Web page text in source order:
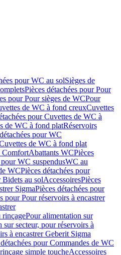
pour WC au solSièges de
Pièces détachées pour Pour
pour Pour sièges de WCPour
de WC à fond creuxCuvettes
pour Cuvettes de WC à
de WC à fond platRéservoirs
pour WC
de WC à fond plat
ComfortAbattants WCPièces
pour WC suspendusWC au
WCPièces détachées pour
Bidets au solAccessoiresPièces
SigmaPièces détachées pour
pour Pour réservoirs à encastrer
rinçagePour alimentation sur
secteur, pour réservoirs à
à encastrer Geberit Sigma
pour Commandes de WC
simple toucheAccessoires